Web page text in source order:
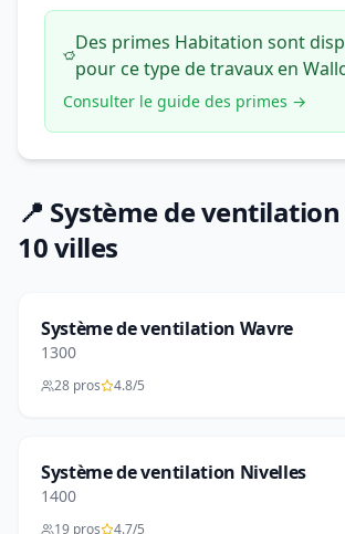
Des primes Habitation sont
pour ce type de travaux en
Consulter le guide des primes →
📍 Système de
10 villes
Système de ventilation Wavre
1300
28 pros 4.8/5
Système de ventilation Nivelles
1400
19 pros 4.7/5